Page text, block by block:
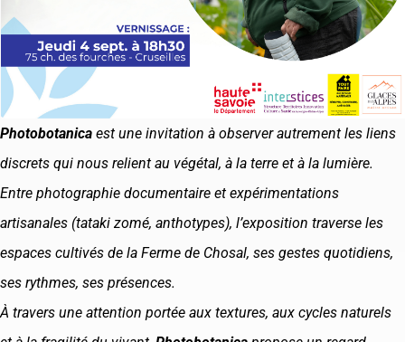
Photobotanica est une invitation à observer autrement les liens
discrets qui nous relient au végétal, à la terre et à la lumière.
Entre photographie documentaire et expérimentations
artisanales (tataki zomé, anthotypes), l’exposition traverse les
espaces cultivés de la Ferme de Chosal, ses gestes quotidiens,
ses rythmes, ses présences.
À travers une attention portée aux textures, aux cycles naturels